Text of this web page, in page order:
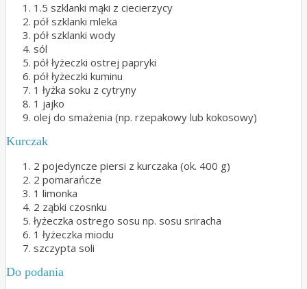
1.5 szklanki mąki z ciecierzycy
pół szklanki mleka
pół szklanki wody
sól
pół łyżeczki ostrej papryki
pół łyżeczki kuminu
1 łyżka soku z cytryny
1 jajko
olej do smażenia (np. rzepakowy lub kokosowy)
Kurczak
2 pojedyncze piersi z kurczaka (ok. 400 g)
2 pomarańcze
1 limonka
2 ząbki czosnku
łyżeczka ostrego sosu np. sosu sriracha
1 łyżeczka miodu
szczypta soli
Do podania